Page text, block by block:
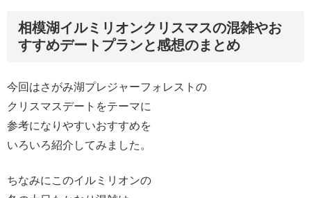
相模湖イルミリオンクリスマスの混雑やお
すすめデートプランと感想のまとめ
今回はさがみ湖プレジャーフォレストの
クリスマスデートをテーマに
参考になりやすいおすすめを
いろいろ紹介してみました。
ちなみにこのイルミリオンの